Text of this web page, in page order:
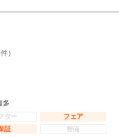
件）
多
ター
フェア
証
整備